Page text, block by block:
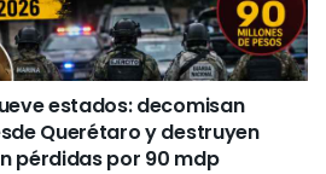
estados: decomisan
Querétaro y destruyen
pérdidas por 90 mdp